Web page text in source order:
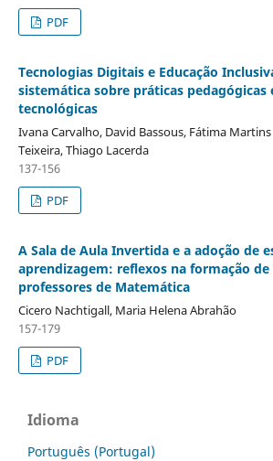
PDF
Tecnologias Digitais e Educação
sistemática sobre práticas pedagógicas
tecnológicas
Ivana Carvalho, David Bassous, Fátima
Teixeira, Thiago Lacerda
137-156
PDF
A Sala de Aula Invertida e a adoção de
aprendizagem: reflexos na formação
professores de Matemática
Cicero Nachtigall, Maria Helena Abrahão
157-179
PDF
Idioma
Português (Portugal)